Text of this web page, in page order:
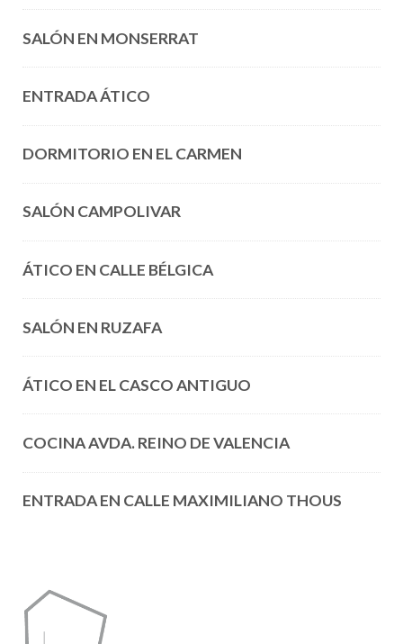
SALÓN EN MONSERRAT
ENTRADA ÁTICO
DORMITORIO EN EL CARMEN
SALÓN CAMPOLIVAR
ÁTICO EN CALLE BÉLGICA
SALÓN EN RUZAFA
ÁTICO EN EL CASCO ANTIGUO
COCINA AVDA. REINO DE VALENCIA
ENTRADA EN CALLE MAXIMILIANO THOUS